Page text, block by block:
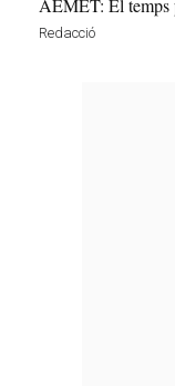
AEMET: El temps
Redacció